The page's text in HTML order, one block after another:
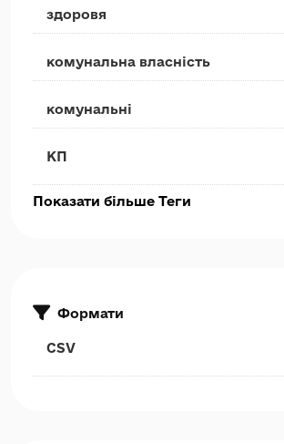
здоровя
комунальна власність
комунальні
КП
Показати більше Теги
Формати
CSV